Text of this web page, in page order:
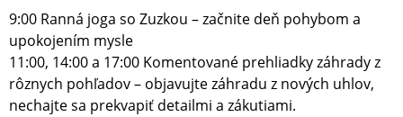
9:00 Ranná joga so Zuzkou – začnite deň pohybom a
upokojením mysle
11:00, 14:00 a 17:00 Komentované prehliadky záhrady z
rôznych pohľadov – objavujte záhradu z nových uhlov,
nechajte sa prekvapiť detailmi a zákutiami.